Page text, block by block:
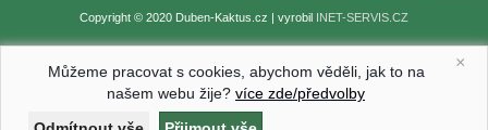
Copyright © 2020 Duben-Kaktus.cz | vyrobil INET-SERVIS.CZ
×
Můžeme pracovat s cookies, abychom věděli, jak to na
našem webu žije? více zde/předvolby